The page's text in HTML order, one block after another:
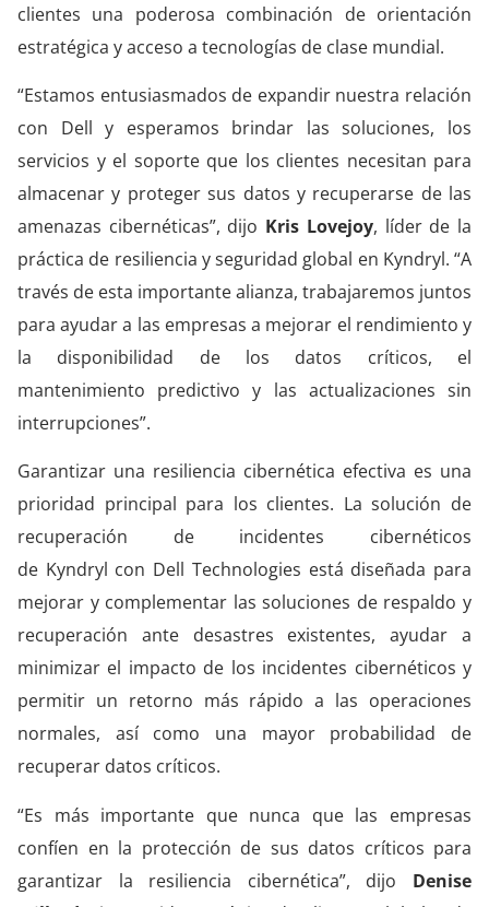
clientes una poderosa combinación de orientación
estratégica y acceso a tecnologías de clase mundial.
“Estamos entusiasmados de expandir nuestra relación
con Dell y esperamos brindar las soluciones, los
servicios y el soporte que los clientes necesitan para
almacenar y proteger sus datos y recuperarse de las
amenazas cibernéticas”, dijo Kris Lovejoy, líder de la
práctica de resiliencia y seguridad global en Kyndryl. “A
través de esta importante alianza, trabajaremos juntos
para ayudar a las empresas a mejorar el rendimiento y
la disponibilidad de los datos críticos, el
mantenimiento predictivo y las actualizaciones sin
interrupciones”.
Garantizar una resiliencia cibernética efectiva es una
prioridad principal para los clientes. La solución de
recuperación de incidentes cibernéticos
de Kyndryl con Dell Technologies está diseñada para
mejorar y complementar las soluciones de respaldo y
recuperación ante desastres existentes, ayudar a
minimizar el impacto de los incidentes cibernéticos y
permitir un retorno más rápido a las operaciones
normales, así como una mayor probabilidad de
recuperar datos críticos.
“Es más importante que nunca que las empresas
confíen en la protección de sus datos críticos para
garantizar la resiliencia cibernética”, dijo Denise